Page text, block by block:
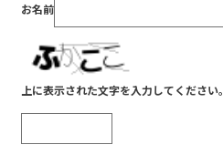
お名前
上に表示された文字を入力してください。